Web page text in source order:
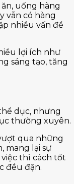
uống hàng
vẫn có hàng
nhiều vấn đề
lợi ích như
sáng tạo, tăng
dục, nhưng
thường xuyên.
qua những
mang lại sự
thì cách tốt
đều đặn.